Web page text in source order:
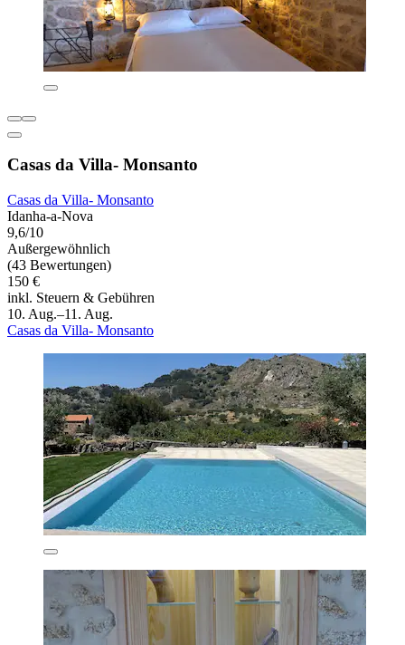
Casas da Villa- Monsanto
Casas da Villa- Monsanto
Idanha-a-Nova
9,6/10
Außergewöhnlich
(43 Bewertungen)
150 €
inkl. Steuern & Gebühren
10. Aug.–11. Aug.
Casas da Villa- Monsanto